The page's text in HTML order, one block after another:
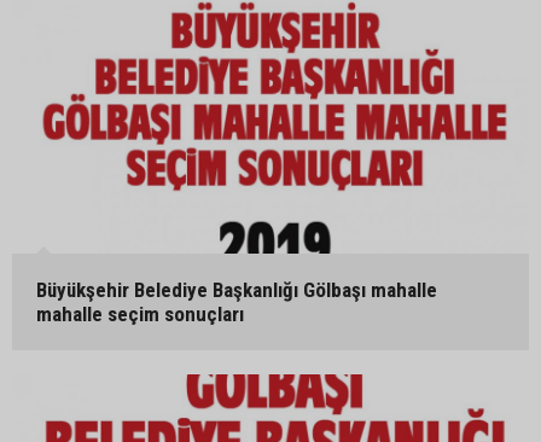
Büyükşehir Belediye Başkanlığı Gölbaşı mahalle
mahalle seçim sonuçları